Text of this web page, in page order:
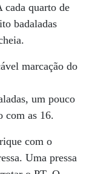
quarto de
badaladas
marcação do
um pouco
com as 16.
com o
Uma pressa